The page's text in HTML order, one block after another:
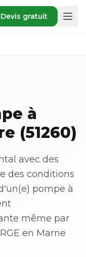
Devis gratuit
à
(51260)
avec des
des conditions
pompe à
même par
en Marne